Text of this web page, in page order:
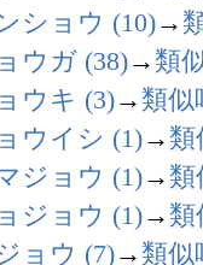
ショウ (10)→
ウガ (38)→ 類
ウキ (3)→ 類似
ウイシ (1)→ 類
ジョウ (1)→ 類
ジョウ (1)→ 類
ョウ (7)→ 類似